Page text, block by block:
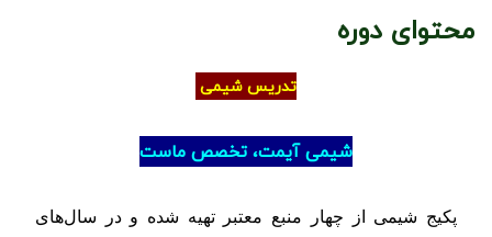
محتوای دوره
تدریس شیمی
شیمی آیمت، تخصص ماست
پکیج شیمی از چهار منبع معتبر تهیه شده و در سال‌های